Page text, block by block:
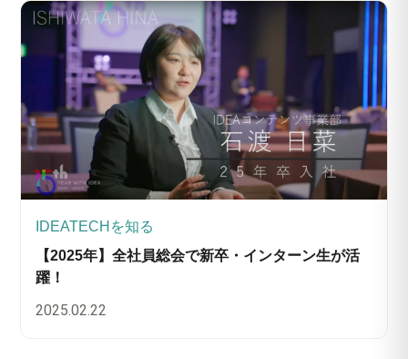
IDEATECHを知る
【2025年】全社員総会で新卒・インターン生が活
躍！
2025.02.22